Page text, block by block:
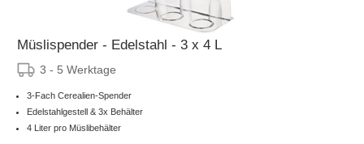
Müslispender - Edelstahl - 3 x 4 L
3 - 5 Werktage
3-Fach Cerealien-Spender
Edelstahlgestell & 3x Behälter
4 Liter pro Müslibehälter